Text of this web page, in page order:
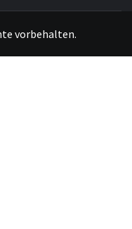
vorbehalten.